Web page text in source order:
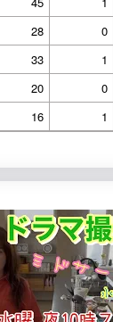
28 0
33 1
20 0
16 1